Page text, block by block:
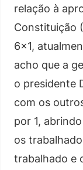
relação à
Constituição
6×1,
acho que a
o presidente
com os
por 1,
os
trabalhado e